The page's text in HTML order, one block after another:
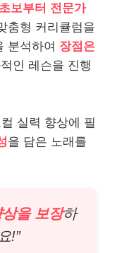
초보부터 전문가
춤형 커리큘럼을
분석하여 장점은
인 레슨을 진행
실력 향상에 필
을 담은 노래를
을 보장하
!”